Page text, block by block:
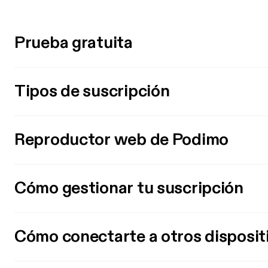
Prueba gratuita
Tipos de suscripción
Reproductor web de Podimo
Cómo gestionar tu suscripción
Cómo conectarte a otros